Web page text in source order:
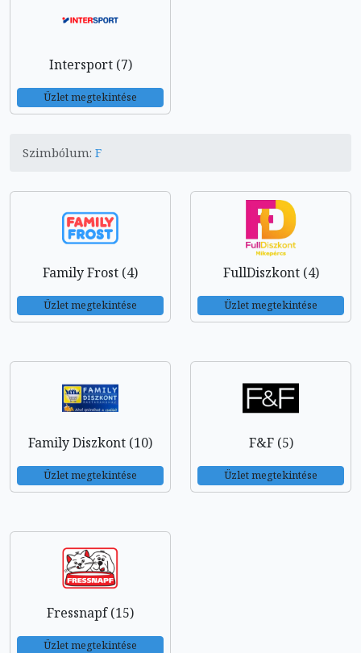
Intersport (7)
Üzlet megtekintése
Szimbólum: F
Family Frost (4)
Üzlet megtekintése
FullDiszkont (4)
Üzlet megtekintése
Family Diszkont (10)
Üzlet megtekintése
F&F (5)
Üzlet megtekintése
Fressnapf (15)
Üzlet megtekintése